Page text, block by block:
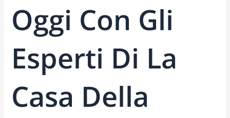
Oggi Con Gli
Esperti Di La
Casa Della